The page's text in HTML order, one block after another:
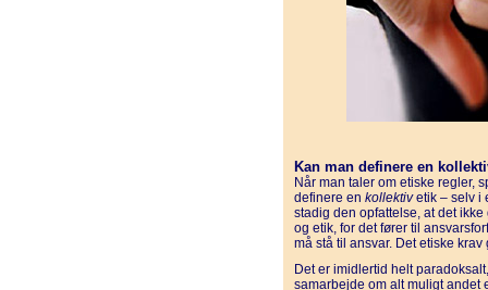
Kan man definere en
Når man taler om etiske regler,
definere en kollektivetik – selv i
stadig den opfattelse, at det
og etik, for det fører til
må stå til ansvar. Det etiske
Det er imidlertid helt
samarbejde om alt muligt andet